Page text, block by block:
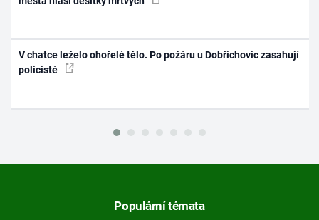
V chatce leželo ohořelé tělo. Po požáru u Dobřichovic zasahují
policisté
Populární témata